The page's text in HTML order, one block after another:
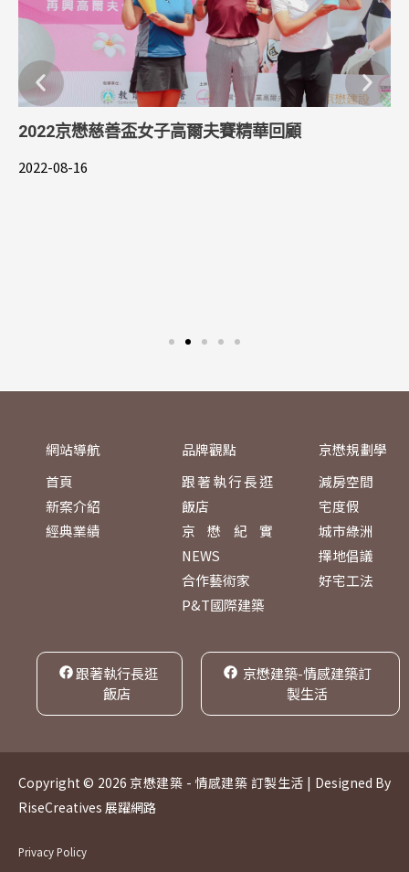
2022京懋慈善盃女⼦⾼爾夫賽精華回顧
2022-08-16
網站導航
首頁
新案介紹
經典業績
品牌觀點
跟著執行長逛
飯店
京懋紀實
NEWS
合作藝術家
P&T國際建築
京懋規劃學
減房空間
宅度假
城市綠洲
擇地倡議
好宅工法
跟著執行長逛
飯店
京懋建築-情感建築訂
製生活
Copyright © 2026 京懋建築 - 情感建築 訂製生活 | Designed By
RiseCreatives 展躍網路
Privacy Policy